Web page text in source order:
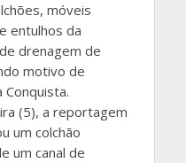
móveis
entulhos da
drenagem de
motivo de
(5), a reportagem
um colchão
um canal de